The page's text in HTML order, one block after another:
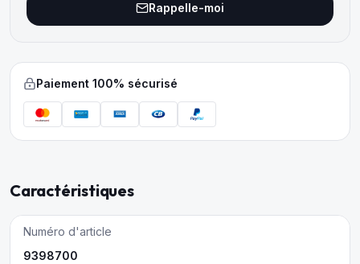
Rappelle-moi
Paiement 100% sécurisé
Caractéristiques
Numéro d'article
9398700